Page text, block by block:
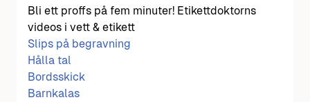
Bli ett proffs på fem minuter! Etikettdoktorns
videos i vett & etikett
Slips på begravning
Hålla tal
Bordsskick
Barnkalas